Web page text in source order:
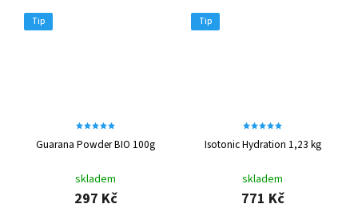
Tip
Guarana Powder BIO 100g
skladem
297 Kč
Tip
Isotonic Hydration 1,23 kg
skladem
771 Kč